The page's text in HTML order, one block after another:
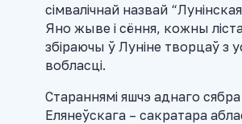
сімвалічнай назвай
Яно жыве і сёння, кожны
збіраючы ў Луніне творцаў з
вобласці.
Стараннямі яшчэ аднаго
Елянеўскага – сакратара